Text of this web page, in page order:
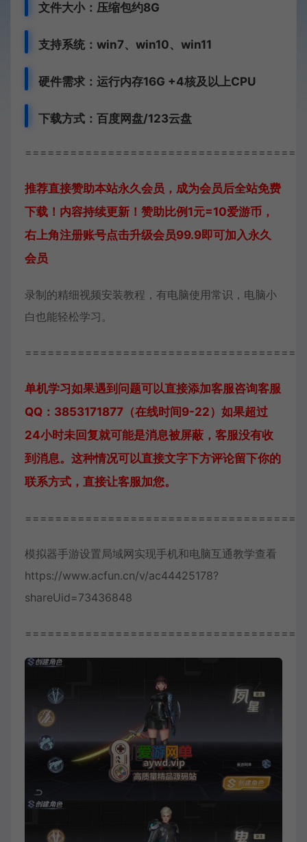
文件大小：压缩包约8G
支持系统：win7、win10、win11
硬件需求：运行内存16G +4核及以上CPU
下载方式： 百度网盘/123云盘
推荐直接赞助本站永久会员，成为会员后全站免费
下载！内容持续更新！赞助比例1元=10爱游币，
右上角注册账号点击升级会员99.9即可加入永久
会员
录制的精细视频安装教程，有电脑使用常识，电脑小
白也能轻松学习。
单机学习如果遇到问题可以直接添加客服咨询客服
QQ：3853171877（在线时间9-22） 如果超过
24小时未回复就可能是消息被屏蔽，客服没有收
到消息。这种情况可以直接文字下方评论留下你的
联系方式，直接让客服加您。
模拟器手游设置局域网实现手机和电脑互通教学查看
https://www.acfun.cn/v/ac44425178?
shareUid=73436848